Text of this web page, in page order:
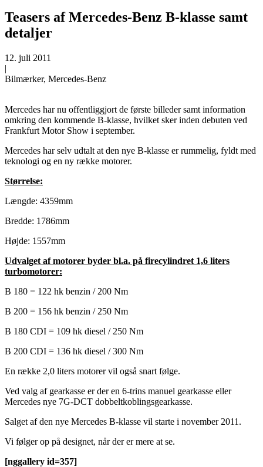
Teasers af Mercedes-Benz B-klasse samt
detaljer
12. juli 2011
|
Bilmærker, Mercedes-Benz
Mercedes har nu offentliggjort de første billeder samt information
omkring den kommende B-klasse, hvilket sker inden debuten ved
Frankfurt Motor Show i september.
Mercedes har selv udtalt at den nye B-klasse er rummelig, fyldt med
teknologi og en ny række motorer.
Størrelse:
Længde: 4359mm
Bredde: 1786mm
Højde: 1557mm
Udvalget af motorer byder bl.a. på firecylindret 1,6 liters
turbomotorer:
B 180 = 122 hk benzin / 200 Nm
B 200 = 156 hk benzin / 250 Nm
B 180 CDI = 109 hk diesel / 250 Nm
B 200 CDI = 136 hk diesel / 300 Nm
En række 2,0 liters motorer vil også snart følge.
Ved valg af gearkasse er der en 6-trins manuel gearkasse eller
Mercedes nye 7G-DCT dobbeltkoblingsgearkasse.
Salget af den nye Mercedes B-klasse vil starte i november 2011.
Vi følger op på designet, når der er mere at se.
[nggallery id=357]